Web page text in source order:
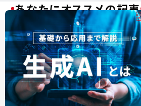
あなたにオススメの記事